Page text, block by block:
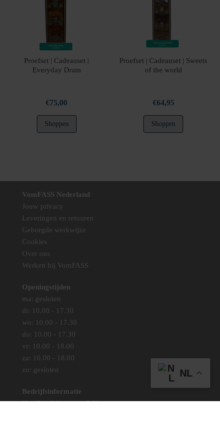
productpagina
Proefset | Cadeauset |
Everyday Dram
€75,00
Shoppen
Proefset | Cadeauset | Sweets
of the world
€64,95
Shoppen
VomFASS Nederland
Jouw privacy
Leveringen en retouren
Geborgde werkwijze
Cookies
Over ons
Werken bij VomFASS
Openingstijden
ma: gesloten
di: 10.00 - 17.30
wo: 10.00 - 17.30
do: 10.00 - 17.30
vr: 10.00 - 18.00
za: 10.00 - 18.00
zo: gesloten
Bedrijfsinformatie
VomFass Wassenaar B.V.
NL